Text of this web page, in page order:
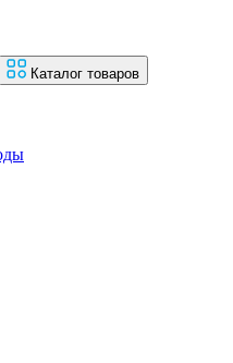
Каталог товаров